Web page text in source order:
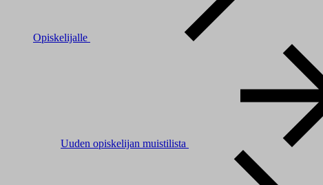
Opiskelijalle
Uuden opiskelijan muistilista